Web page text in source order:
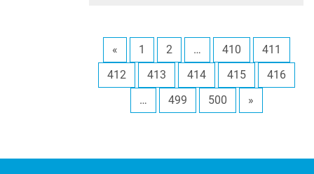
« 1 2 … 410
411
412
413 414 415
416
…
499 500 »